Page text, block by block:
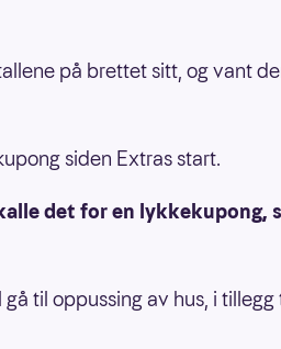
på brettet sitt, og vant
siden Extras start.
det for en lykkekupong,
til oppussing av hus, i